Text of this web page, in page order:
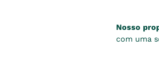
Nosso
com uma